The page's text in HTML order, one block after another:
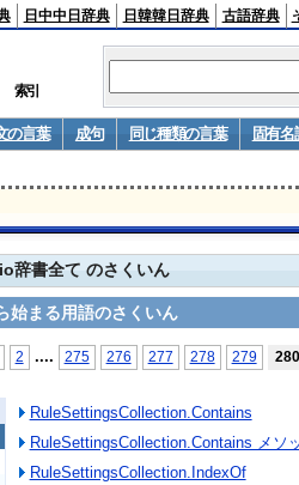
日中中日辞典 日韓韓日辞典 古語辞典
索引
の言葉 成句 同じ種類の言葉 固有名
辞書全て のさくいん
始まる用語のさくいん
2 .... 275 276 277 278 279 280
RuleSettingsCollection.Contains
RuleSettingsCollection.Contains メソ
RuleSettingsCollection.IndexOf